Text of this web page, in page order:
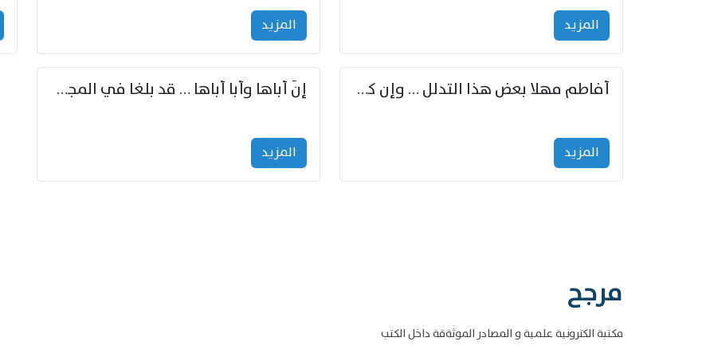
المزید المزید
أفاطم مهلا بعض هذا التدلل … وإن كنت قد أزمعت صرمي فأجملي
المزید
إنّ أباها وأبا أباها … قد بلغا في المجد غايتاها
المزید
مرجح
مكتبة الكترونية علمية و المصادر الموثةقة داخل الكتب